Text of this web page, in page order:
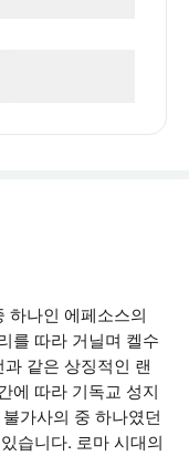
하나인 에페소스의
를 따라 거닐며 켈수
같은 상징적인 랜
에 따라 기독교 성지
가사의 중 하나였던
습니다. 로마 시대의